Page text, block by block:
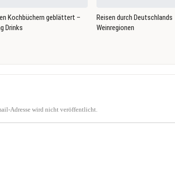
Kochbüchern geblättert –
Drinks
Reisen durch Deutschlands
Weinregionen
Adresse wird nicht veröffentlicht.